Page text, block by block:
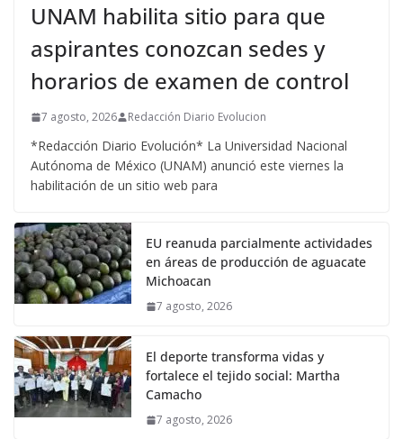
UNAM habilita sitio para que
aspirantes conozcan sedes y
horarios de examen de control
7 agosto, 2026 Redacción Diario Evolucion
*Redacción Diario Evolución* La Universidad Nacional
Autónoma de México (UNAM) anunció este viernes la
habilitación de un sitio web para
EU reanuda parcialmente actividades
en áreas de producción de aguacate
Michoacan
7 agosto, 2026
El deporte transforma vidas y
fortalece el tejido social: Martha
Camacho
7 agosto, 2026